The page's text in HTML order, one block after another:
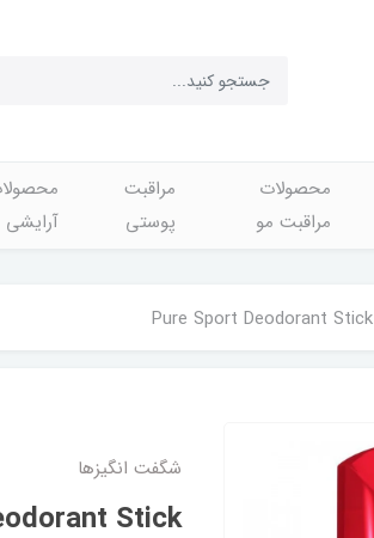
محصولات
مراقبت مو
مراقبت
پوستی
آرایشی
Pure Sport Deodorant Stick
شگفت انگيزها
Stick